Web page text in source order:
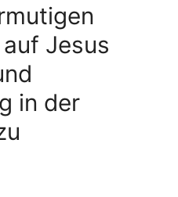
Jesus
in der